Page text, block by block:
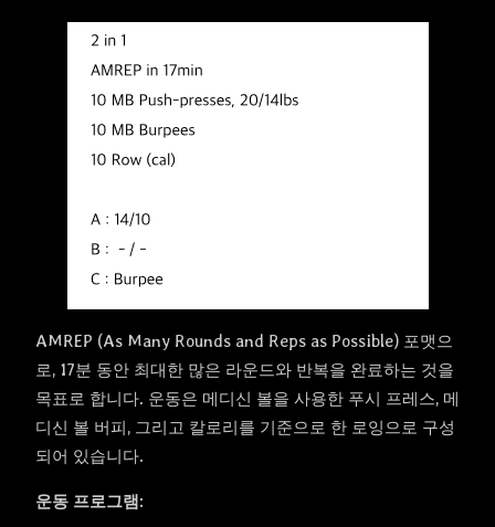
AMREP (As Many Rounds and Reps as Possible) 포맷으
로, 17분 동안 최대한 많은 라운드와 반복을 완료하는 것을
목표로 합니다. 운동은 메디신 볼을 사용한 푸시 프레스, 메
디신 볼 버피, 그리고 칼로리를 기준으로 한 로잉으로 구성
되어 있습니다.
운동 프로그램: